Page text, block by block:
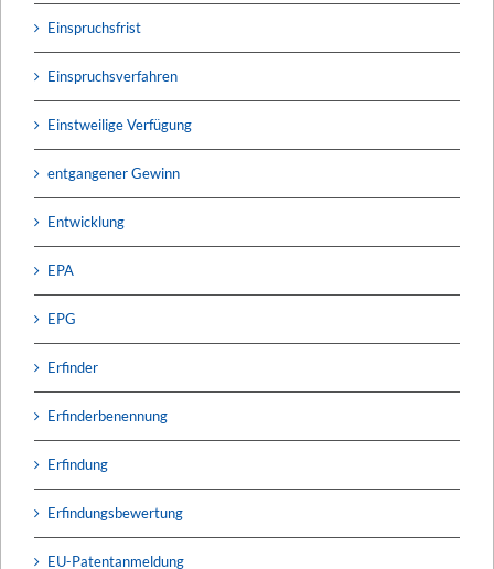
Einspruchsfrist
Einspruchsverfahren
Einstweilige Verfügung
entgangener Gewinn
Entwicklung
EPA
EPG
Erfinder
Erfinderbenennung
Erfindung
Erfindungsbewertung
EU-Patentanmeldung